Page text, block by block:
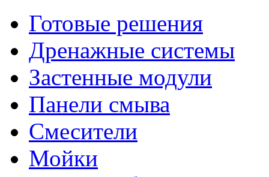
Готовые решения
Дренажные системы
Застенные модули
Панели смыва
Смесители
Мойки